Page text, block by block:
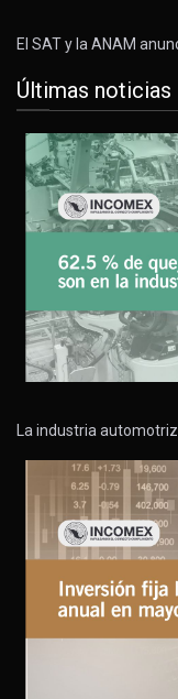
El SAT y la ANAM
Últimas noticias
La industria